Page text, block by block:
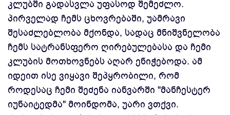
კლუბში გადასვლა უფასოდ შემეძლო.
პირველად ჩემს ცხოვრებაში, უამრავი
შესაძლებლობა მქონდა, სადაც მნიშვნელობა
ჩემს სატრანსფერო ღირებულებასა და ჩემი
კლუბის მოთხოვნებს აღარ ენიჭებოდა. ამ
იდეით ისე ვიყავი შეპყრობილი, რომ
როდესაც ჩემი შეძენა იანვარში "მანჩესტერ
იუნაიტედმა" მოინდომა, უარი ვთქვი.